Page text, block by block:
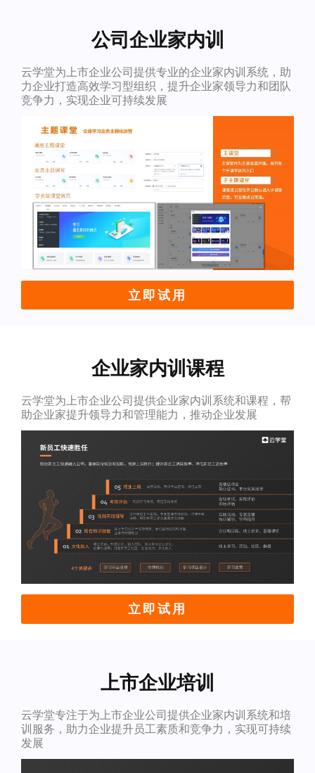
公司企业家内训
云学堂为上市企业公司提供专业的企业家内训系统，助
力企业打造高效学习型组织，提升企业家领导力和团队
竞争力，实现企业可持续发展
立即试用
企业家内训课程
云学堂为上市企业公司提供企业家内训系统和课程，帮
助企业家提升领导力和管理能力，推动企业发展
立即试用
上市企业培训
云学堂专注于为上市企业公司提供企业家内训系统和培
训服务，助力企业提升员工素质和竞争力，实现可持续
发展